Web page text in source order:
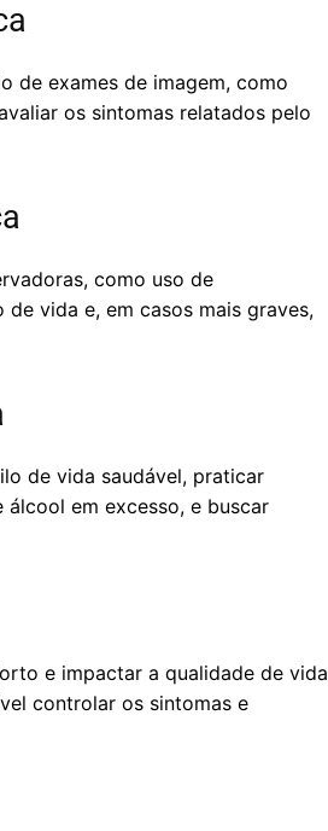
de exames de imagem, como
os sintomas relatados pelo
como uso de
vida e, em casos mais graves,
de vida saudável, praticar
em excesso, e buscar
e impactar a qualidade de vida
controlar os sintomas e